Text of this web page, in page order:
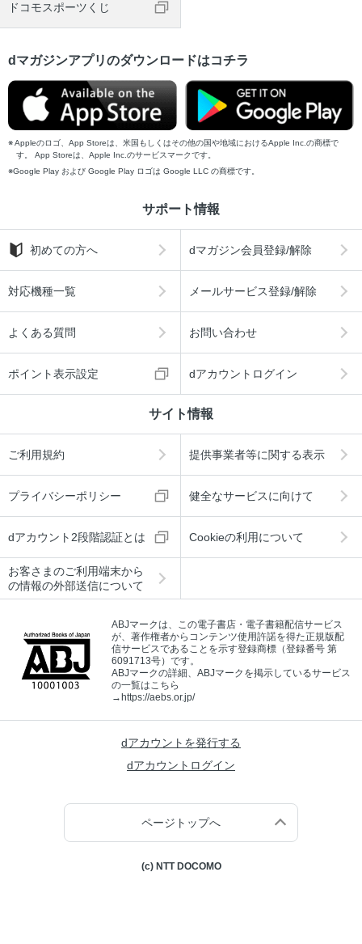
ドコモスポーツくじ
dマガジンアプリのダウンロードはコチラ
Appleのロゴ、App Storeは、米国もしくはその他の国や地域におけるApple Inc.の商標で
す。 App Storeは、Apple Inc.のサービスマークです。
Google Play および Google Play ロゴは Google LLC の商標です。
サポート情報
初めての方へ dマガジン会員登録/解除
対応機種一覧 メールサービス登録/解除
よくある質問 お問い合わせ
ポイント表示設定 dアカウントログイン
サイト情報
ご利用規約 提供事業者等に関する表示
プライバシーポリシー 健全なサービスに向けて
dアカウント2段階認証とは Cookieの利用について
お客さまのご利用端末から
の情報の外部送信について
ABJマークは、この電子書店・電子書籍配信サービス
が、著作権者からコンテンツ使用許諾を得た正規版配
信サービスであることを示す登録商標（登録番号 第
6091713号）です。
ABJマークの詳細、ABJマークを掲示しているサービス
の一覧はこちら
→https://aebs.or.jp/
dアカウントを発行する
dアカウントログイン
ページトップへ
(c) NTT DOCOMO